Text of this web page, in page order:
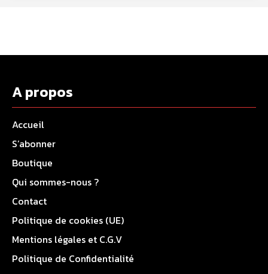
A propos
Accueil
S’abonner
Boutique
Qui sommes-nous ?
Contact
Politique de cookies (UE)
Mentions légales et C.G.V
Politique de Confidentialité